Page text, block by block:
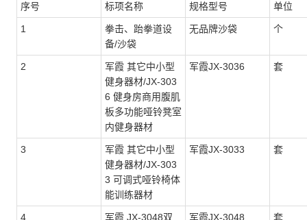
序号 标项名称 规格型号 单位
1
拳击、跆拳道设
备/沙袋
无品牌沙袋 个
2
军霞 其它中小型
健身器材/JX-303
6 健身房商用腹肌
板多功能哑铃凳室
内健身器材
军霞JX-3036 套
3
军霞 其它中小型
健身器材/JX-303
3 可调式哑铃椅体
能训练器材
军霞JX-3033 套
4
军霞 JX-3048双
军霞JX-3048 套